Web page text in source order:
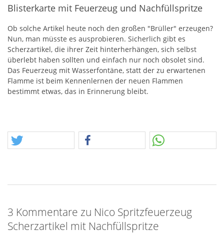
Blisterkarte mit Feuerzeug und Nachfüllspritze
Ob solche Artikel heute noch den großen "Brüller" erzeugen?
Nun, man müsste es ausprobieren. Sicherlich gibt es
Scherzartikel, die ihrer Zeit hinterherhängen, sich selbst
überlebt haben sollten und einfach nur noch obsolet sind.
Das Feuerzeug mit Wasserfontäne, statt der zu erwartenen
Flamme ist beim Kennenlernen der neuen Flammen
bestimmt etwas, das in Erinnerung bleibt.
3 Kommentare zu Nico Spritzfeuerzeug
Scherzartikel mit Nachfüllspritze